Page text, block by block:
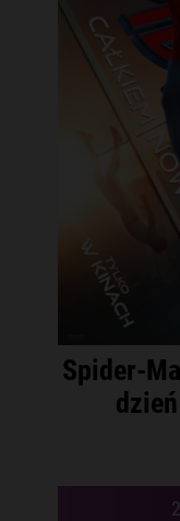
Spider-